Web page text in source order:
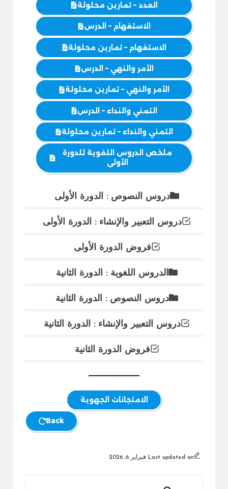
العدد – تمارين محلولة
الاستفهام – الدرس
الاستفهام – تمارين محلولة
الأمر والنهي – الدرس
الأمر والنهي – تمارين محلولة
التمني والنداء – الدرس
التمني والنداء – تمارين محلولة
ملخص الدروس اللغوية للدورة
الأولى
دروس النصوص : الدورة الأولى
دروس التعبير والإنشاء : الدورة الأولى
فروض الدورة الأولى
الدروس اللغوية : الدورة الثانية
دروس النصوص : الدورة الثانية
دروس التعبير والإنشاء : الدورة الثانية
فروض الدورة الثانية
الامتجانات الجهوية
Back
Last updated on فبراير 6, 2026